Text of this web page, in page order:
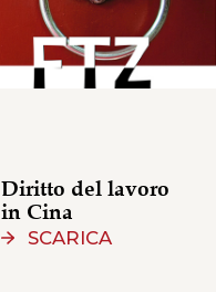
Diritto del lavoro
in Cina
SCARICA